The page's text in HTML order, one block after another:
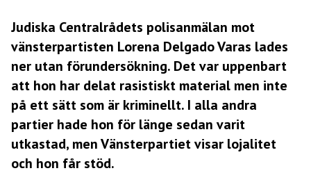
Judiska Centralrådets polisanmälan mot
vänsterpartisten Lorena Delgado Varas lades
ner utan förundersökning. Det var uppenbart
att hon har delat rasistiskt material men inte
på ett sätt som är kriminellt. I alla andra
partier hade hon för länge sedan varit
utkastad, men Vänsterpartiet visar lojalitet
och hon får stöd.